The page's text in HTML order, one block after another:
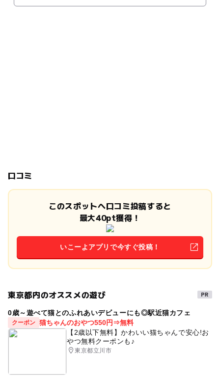
口コミ
このスポットへ口コミ投稿すると
最大40pt獲得！
いこーよアプリで今すぐ投稿！
東京都内のオススメの遊び
0歳～遊べて猫とのふれあいデビューにも◎駅近猫カフェ
クーポン 猫ちゃんのおやつ550円⇒無料
【2歳以下無料】かわいい猫ちゃんで安心!お
やつ無料クーポンも♪
東京都立川市